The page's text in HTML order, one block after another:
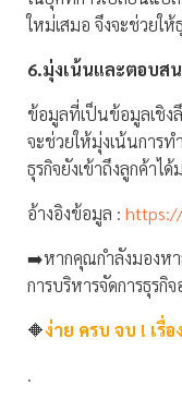
ใหม่เสมอ จึงจะช่วยใ
6.มุ่งเน้นและตอบส
ข้อมูลที่เป็นข้อมูลเชิง
จะช่วยให้มุ่งเน้นการ
ธุรกิจยังเข้าถึงลูกค้าไ
อ้างอิงข้อมูล :
➡️หากคุณกำลังมองห
การบริหารจัดการธุร
🔶ง่าย ครบ จบ ! เรื่
.